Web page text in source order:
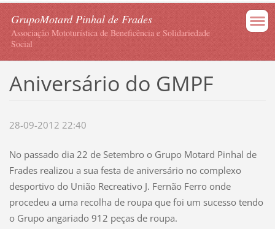
GrupoMotard Pinhal de Frades
Associação Mototurística de Beneficência e Solidariedade
Social
Aniversário do GMPF
28-09-2012 22:40
No passado dia 22 de Setembro o Grupo Motard Pinhal de
Frades realizou a sua festa de aniversário no complexo
desportivo do União Recreativo J. Fernão Ferro onde
procedeu a uma recolha de roupa que foi um sucesso tendo
o Grupo angariado 912 peças de roupa.